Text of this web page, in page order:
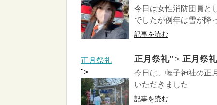
今日は女性消防団員と
でしたが例年は雪が降
記事を読む
正月祭礼
">
正月祭礼"> 正月祭礼
今日は、蛭子神社の正
いただきました
記事を読む